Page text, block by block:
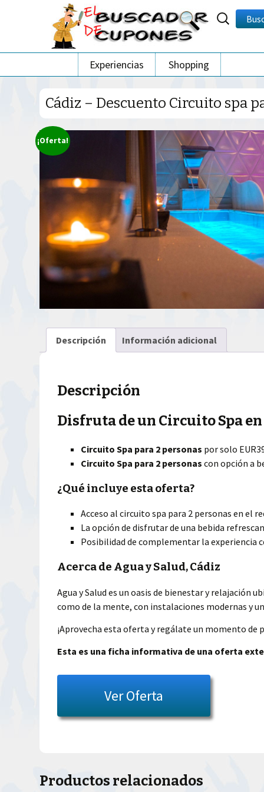
Buscar
por:
Ir
al
contenido
Experiencias Shopping
Cádiz – Descuento Circuito spa
¡Oferta!
Descripción Información adicional
Descripción
Disfruta de un Circuito Spa
Circuito Spa para 2 personas por solo
Circuito Spa para 2 personas con opción a
¿Qué incluye esta oferta?
Acceso al circuito spa para 2 personas en el
La opción de disfrutar de una bebida
Posibilidad de complementar la experiencia
Acerca de Agua y Salud, Cádiz
Agua y Salud es un oasis de bienestar y relajación
como de la mente, con instalaciones modernas y
¡Aprovecha esta oferta y regálate un momento de
Esta es una ficha informativa de una oferta
Ver Oferta
Productos relacionados